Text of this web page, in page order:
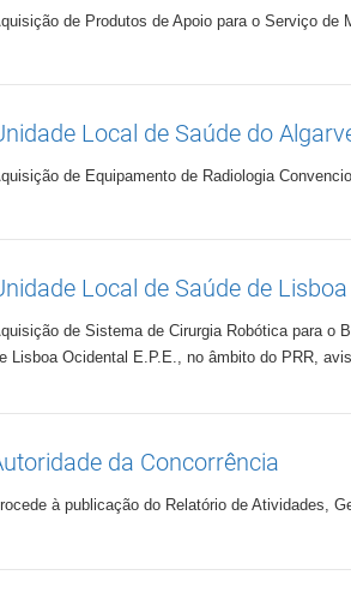
de Produtos de Apoio para o Serviço de
Local de Saúde do
de Equipamento de Radiologia
Local de Saúde de
de Sistema de Cirurgia Robótica para o
Lisboa Ocidental E.P.E., no âmbito do PRR,
da Concorrência
à publicação do Relatório de Atividades,